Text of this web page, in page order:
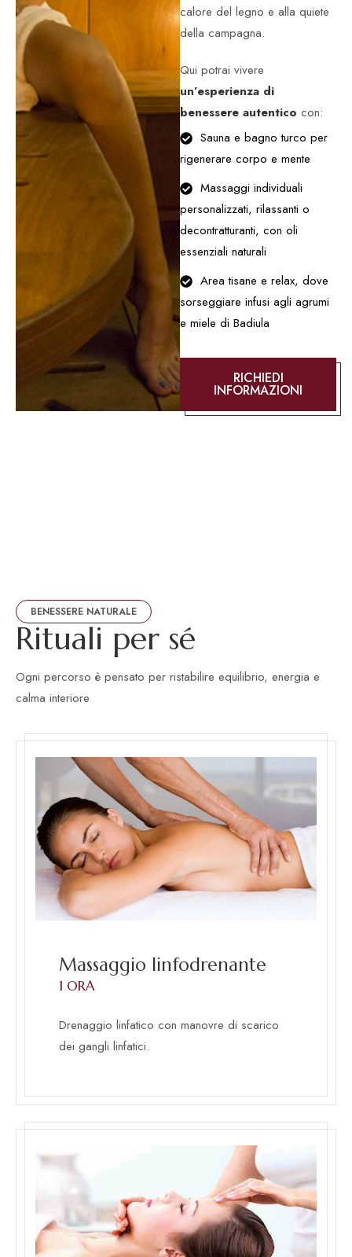
calore del legno e alla quiete
della campagna.
Qui potrai vivere
un’esperienza di
benessere autentico con:
Sauna e bagno turco per
rigenerare corpo e mente
Massaggi individuali
personalizzati, rilassanti o
decontratturanti, con oli
essenziali naturali
Area tisane e relax, dove
sorseggiare infusi agli agrumi
e miele di Badiula
RICHIEDI
INFORMAZIONI
BENESSERE NATURALE
Rituali per sé
Ogni percorso è pensato per ristabilire equilibrio, energia e
calma interiore
Massaggio linfodrenante
1 ORA
Drenaggio linfatico con manovre di scarico
dei gangli linfatici.